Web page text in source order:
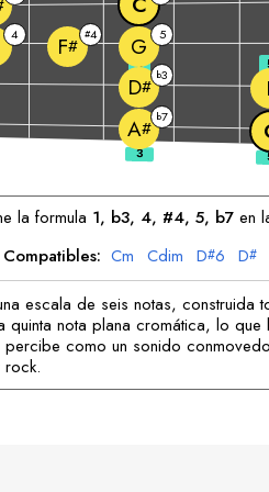
A#
b7
D#
b3
4 F#
#4 G 5
3
la formula 1, b3, 4, #4, 5, b7en
Cm Cdim D#6 D#
escala de seis notas, construida
quinta nota plana cromática, lo
como un sonido
rock.